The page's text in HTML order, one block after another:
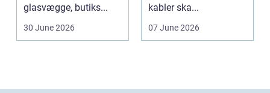
glasvægge, butiks...
30 June 2026
kabler ska...
07 June 2026